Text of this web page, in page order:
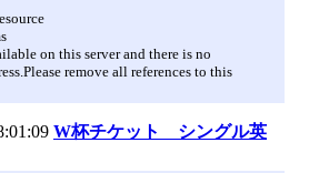
on this server and there is no
remove all references to this
W杯チケット シングル英